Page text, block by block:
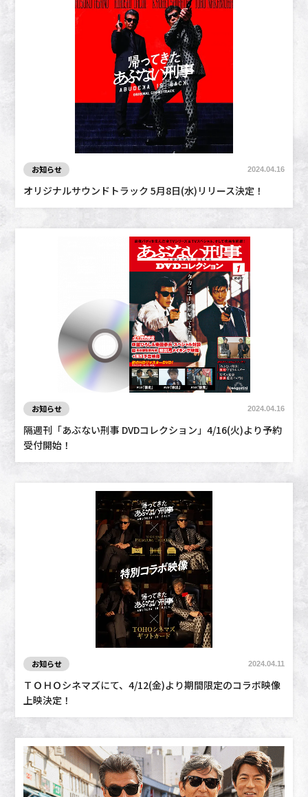
お知らせ 2024.04.16
オリジナルサウンドトラック 5月8日(水)リリース決定！
お知らせ 2024.04.16
隔週刊「あぶない刑事 DVDコレクション」4/16(火)より予約
受付開始！
お知らせ 2024.04.11
ＴＯＨＯシネマズにて、4/12(金)より期間限定のコラボ映像
上映決定！